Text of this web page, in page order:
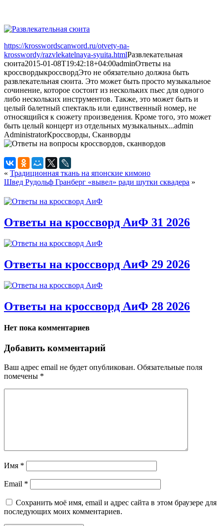
https://krosswordscanword.ru/otvety-na-
krosswordy/razvlekatelnaya-syuita.htmlРазвлекательная
сюита2015-01-08T19:42:18+04:00adminОтветы на
кроссвордыкроссвордЭто не обязательно должна быть
развлекательная сюита. Это может быть просто музыкальное
сочинение, которое состоит из нескольких пьес для одного
либо нескольких инструментов. Также, это может быть и
целый балетный спектакль или единственный номер, не
относящийся к сюжету произведения. Кроме того, это может
быть целый концерт из отдельных музыкальных...admin
AdministratorКроссворды, Сканворды
« Традиционная ткань на японские кимоно
Швед Рудольф Гранберг «вывел» ради шутки сквадера »
Ответы на кроссворд АиФ 31 2026
Ответы на кроссворд АиФ 29 2026
Ответы на кроссворд АиФ 28 2026
Нет пока комментариев
Добавить комментарий
Ваш адрес email не будет опубликован. Обязательные поля
помечены *
Имя *
Email *
Сохранить моё имя, email и адрес сайта в этом браузере для
последующих моих комментариев.